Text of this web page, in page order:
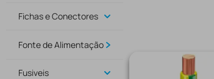
Fichas e Conectores
Fonte de Alimentação
Fusiveis